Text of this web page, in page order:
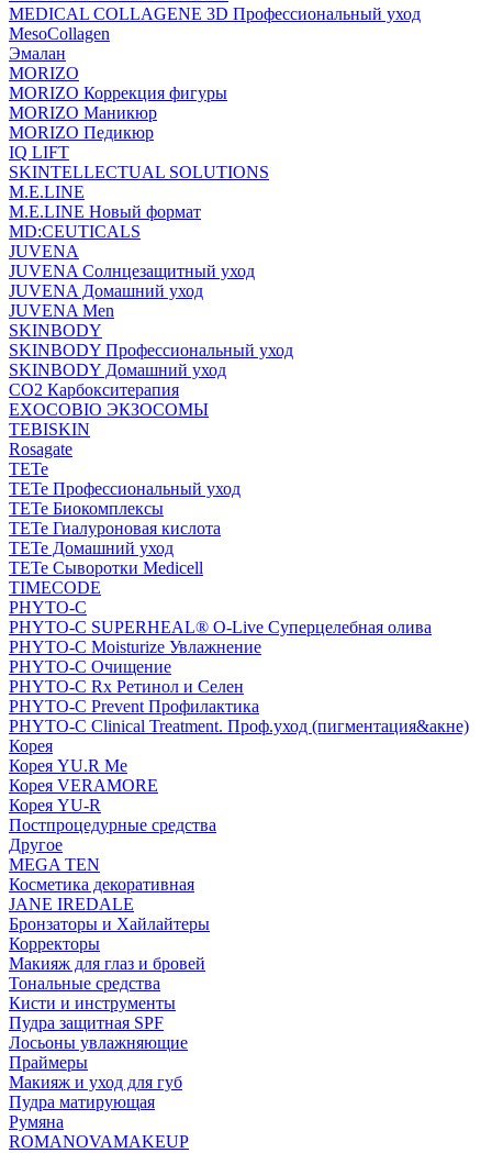
MEDICAL COLLAGENE 3D Профессиональный уход
MesoCollagen
Эмалан
MORIZO
MORIZO Коррекция фигуры
MORIZO Маникюр
MORIZO Педикюр
IQ LIFT
SKINTELLECTUAL SOLUTIONS
M.E.LINE
M.E.LINE Новый формат
MD:CEUTICALS
JUVENA
JUVENA Солнцезащитный уход
JUVENA Домашний уход
JUVENA Men
SKINBODY
SKINBODY Профессиональный уход
SKINBODY Домашний уход
CO2 Карбокситерапия
EXOCOBIO ЭКЗОСОМЫ
TEBISKIN
Rosagate
TETe
TETe Профессиональный уход
TETe Биокомплексы
TETe Гиалуроновая кислота
TETe Домашний уход
TETe Сыворотки Medicell
TIMECODE
PHYTO-C
PHYTO-C SUPERHEAL® O-Live Суперцелебная олива
PHYTO-C Moisturize Увлажнение
PHYTO-C Очищение
PHYTO-C Rx Ретинол и Селен
PHYTO-C Prevent Профилактика
PHYTO-C Clinical Treatment. Проф.уход (пигментация&акне)
Корея
Корея YU.R Me
Корея VERAMORE
Корея YU-R
Постпроцедурные средства
Другое
MEGA TEN
Косметика декоративная
JANE IREDALE
Бронзаторы и Хайлайтеры
Корректоры
Макияж для глаз и бровей
Тональные средства
Кисти и инструменты
Пудра защитная SPF
Лосьоны увлажняющие
Праймеры
Макияж и уход для губ
Пудра матирующая
Румяна
ROMANOVAMAKEUP